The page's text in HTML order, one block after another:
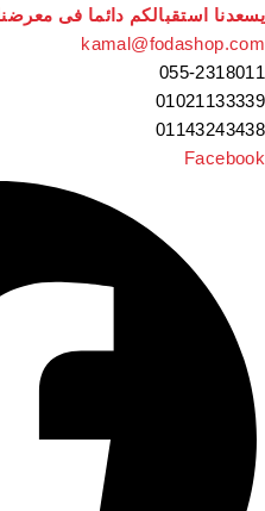
استقبالكم دائما فى معرضنا
055-